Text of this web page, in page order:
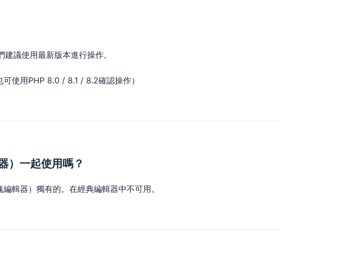
建議使用最新版本進行操作。
可使用PHP 8.0 / 8.1 / 8.2確認操作）
）一起使用嗎？
輯器）獨有的。在經典編輯器中不可用。